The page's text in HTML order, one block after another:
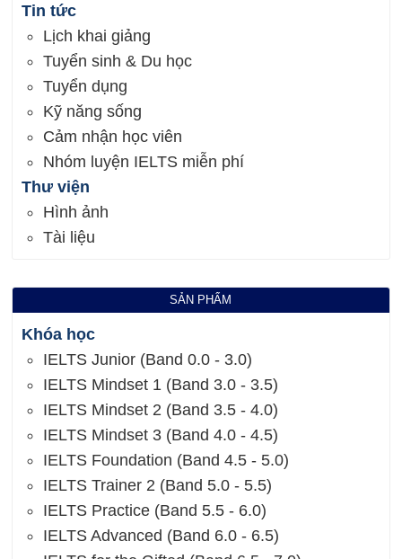
Tin tức
Lịch khai giảng
Tuyển sinh & Du học
Tuyển dụng
Kỹ năng sống
Cảm nhận học viên
Nhóm luyện IELTS miễn phí
Thư viện
Hình ảnh
Tài liệu
SẢN PHẨM
Khóa học
IELTS Junior (Band 0.0 - 3.0)
IELTS Mindset 1 (Band 3.0 - 3.5)
IELTS Mindset 2 (Band 3.5 - 4.0)
IELTS Mindset 3 (Band 4.0 - 4.5)
IELTS Foundation (Band 4.5 - 5.0)
IELTS Trainer 2 (Band 5.0 - 5.5)
IELTS Practice (Band 5.5 - 6.0)
IELTS Advanced (Band 6.0 - 6.5)